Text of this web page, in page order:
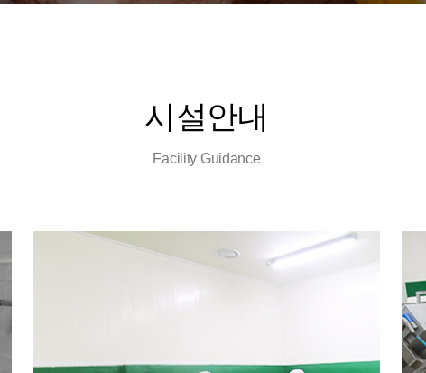
시설안내
Facility Guidance